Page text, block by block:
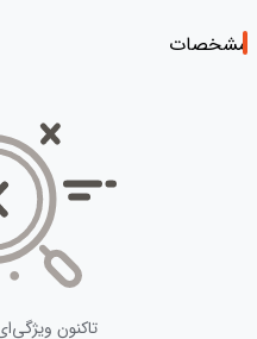
مشخصات
تاکنون